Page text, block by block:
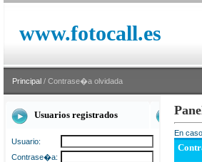
www.fotocall.es
Principal / Contrase�a olvidada
Usuarios registrados
Usuario:
Contrase�a:
En